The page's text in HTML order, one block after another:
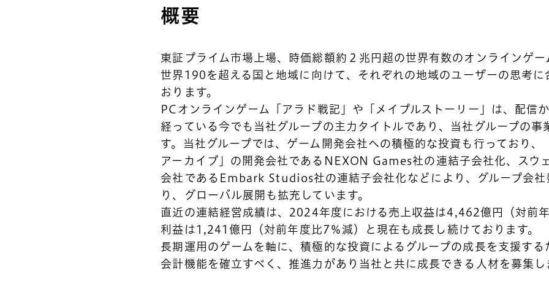
概要
東証プライム市場上場、時価総額約２兆円超の世界有数のオンラインゲ
世界190を超える国と地域に向けて、それぞれの地域のユーザーの思考に
おります。
PCオンラインゲーム「アラド戦記」や「メイプルストーリー」は、配信
経っている今でも当社グループの主力タイトルであり、当社グループの事
す。当社グループでは、ゲーム開発会社への積極的な投資も行っており
アーカイブ」の開発会社であるNEXON Games社の連結子会社化、スウ
会社であるEmbark Studios社の連結子会社化などにより、グループ会社
り、グローバル展開も拡充しています。
直近の連結経営成績は、2024年度における売上収益は4,462億円（対前
利益は1,241億円（対前年度比7％減）と現在も成長し続けております。
長期運用のゲームを軸に、積極的な投資によるグループの成長を支援す
会計機能を確立すべく、推進力があり当社と共に成長できる人材を募集し